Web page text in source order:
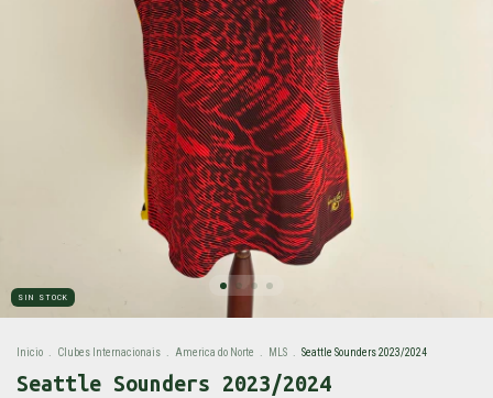
SIN STOCK
Inicio . Clubes Internacionais . America do Norte . MLS . Seattle Sounders 2023/2024
Seattle Sounders 2023/2024